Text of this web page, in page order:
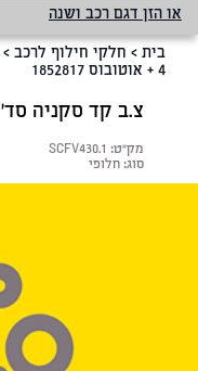
או הזן דגם רכב ושנה
בית > חלקי חילוף לרכב >
4 + אוטובוס 1852817
צ.ב קד סקניה סד' 4 + אוטובוס 1852817
מק"ט: SCFV430.1
סוג: חלופי